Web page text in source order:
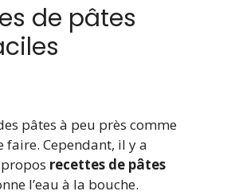
de pâtes
pâtes à peu près comme
faire. Cependant, il y a
recettes de pâtes
l’eau à la bouche.